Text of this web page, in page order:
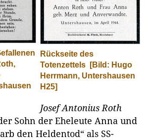
Rückseite des
Totenzettels
[Bild: Hugo
Herrmann, Untershausen
H25]
Josef Antonius Roth
Sohn der Eheleute Anna und
den Heldentod“ als SS-